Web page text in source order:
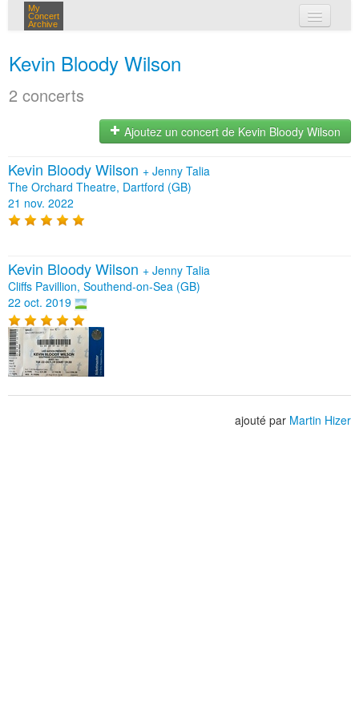
My
Concert
Archive
Kevin Bloody Wilson
2 concerts
Ajoutez un concert de Kevin Bloody Wilson
Kevin Bloody Wilson + Jenny Talia
The Orchard Theatre, Dartford (GB)
21 nov. 2022
Kevin Bloody Wilson + Jenny Talia
Cliffs Pavillion, Southend-on-Sea (GB)
22 oct. 2019
ajouté par Martin Hizer